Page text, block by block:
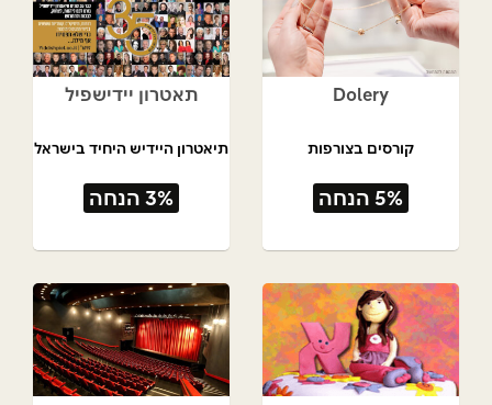
Dolery
קורסים בצורפות
5% הנחה
תאטרון יידישפיל
תיאטרון היידיש היחיד בישראל
3% הנחה